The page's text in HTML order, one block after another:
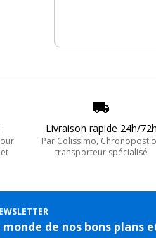
Livraison rapide 24h/72h
Par Colissimo, Chronopost
transporteur spécialisé
de nos bons plans